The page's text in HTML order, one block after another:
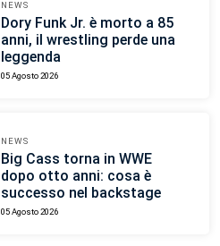
NEWS
Dory Funk Jr. è morto a 85
anni, il wrestling perde una
leggenda
05 Agosto 2026
NEWS
Big Cass torna in WWE
dopo otto anni: cosa è
successo nel backstage
05 Agosto 2026